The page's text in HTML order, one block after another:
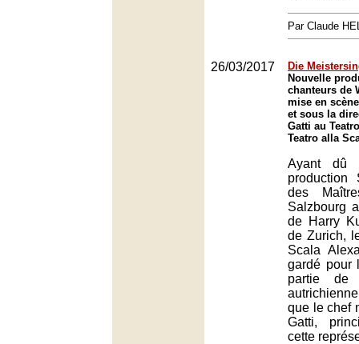
Par Claude
26/03/2017
Die
Nouvelle
chanteurs de
mise en
et sous la
Gatti au
Teatro alla
Ayant dû
production
des
Salzbourg
de Harry
de Zurich,
Scala
gardé pour
partie de
que le chef
Gatti,
cette